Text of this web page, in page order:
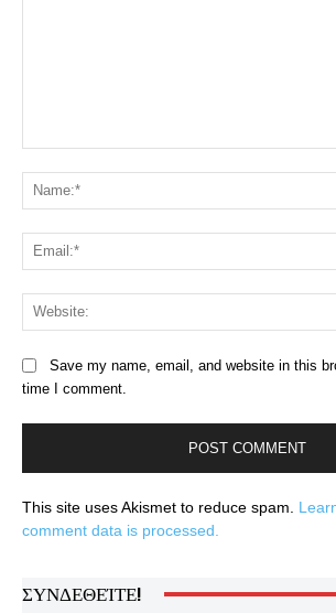
Save my name, email, and website in this
time I comment.
This site uses Akismet to reduce spam.
comment data is processed.
ΣΥΝΔΕΘΕΊΤΕ!